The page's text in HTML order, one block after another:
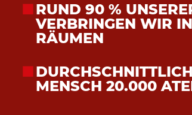
RUND 90 %
VERBRINGEN WIR
RÄUMEN
MENSCH 20.000